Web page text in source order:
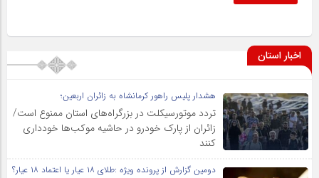
اخبار استان
هشدار پلیس راهور کرمانشاه به زائران اربعین؛
تردد موتورسیکلت در بزرگراه‌های استان ممنوع است/
زائران از پارک خودرو در حاشیه موکب‌ها خودداری
کنند
دومین گزارش از پرونده ویژه :طلای ۱۸ عیار یا اعتماد ۱۸ عیار؟